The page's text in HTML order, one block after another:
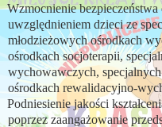
Wzmocnienie
uwzględnieniem dzieci ze
młodzieżowych ośrodkach
ośrodkach socjoterapii,
wychowawczych,
ośrodkach rewalidacyjno-
Podniesienie jakości
poprzez zaangażowanie